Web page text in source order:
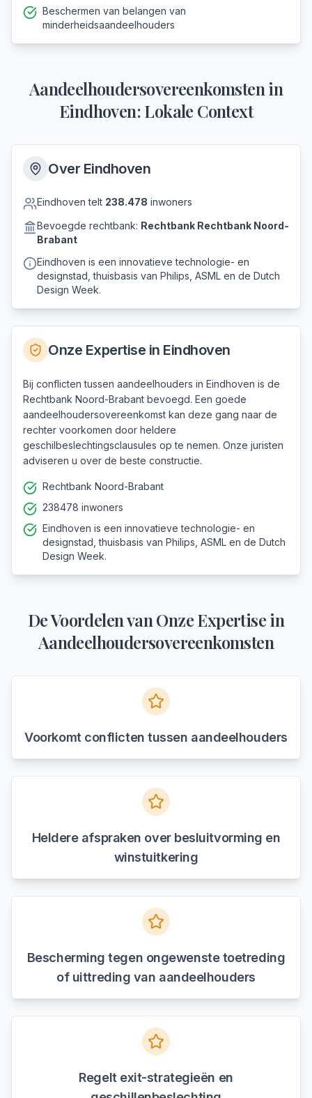
Beschermen van belangen van
minderheidsaandeelhouders
Aandeelhoudersovereenkomstenin
Eindhoven: Lokale Context
Over Eindhoven
Eindhoven telt 238.478 inwoners
Bevoegde rechtbank: Rechtbank Rechtbank Noord-
Brabant
Eindhoven is een innovatieve technologie- en
designstad, thuisbasis van Philips, ASML en de Dutch
Design Week.
Onze Expertise in Eindhoven
Bij conflicten tussen aandeelhouders in Eindhoven is de
Rechtbank Noord-Brabant bevoegd. Een goede
aandeelhoudersovereenkomst kan deze gang naar de
rechter voorkomen door heldere
geschilbeslechtingsclausules op te nemen. Onze juristen
adviseren u over de beste constructie.
Rechtbank Noord-Brabant
238478 inwoners
Eindhoven is een innovatieve technologie- en
designstad, thuisbasis van Philips, ASML en de Dutch
Design Week.
De Voordelen van Onze Expertise in
Aandeelhoudersovereenkomsten
Voorkomt conflicten tussen aandeelhouders
Heldere afspraken over besluitvorming en
winstuitkering
Bescherming tegen ongewenste toetreding
of uittreding van aandeelhouders
Regelt exit-strategieën en